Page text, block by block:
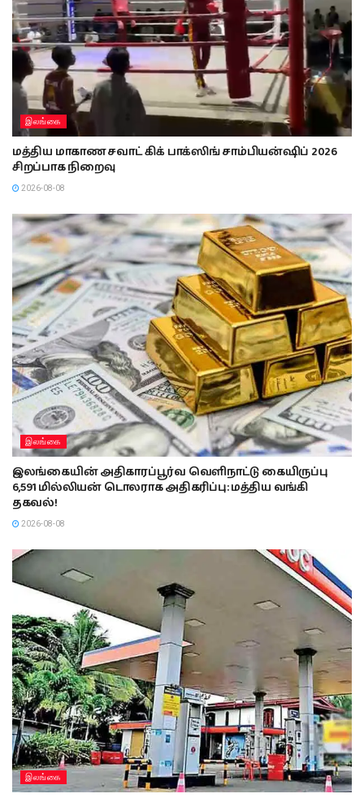
இலங்கை
மத்திய மாகாண சவாட் கிக் பாக்ஸிங் சாம்பியன்ஷிப் 2026
சிறப்பாக நிறைவு
2026-08-08
இலங்கை
இலங்கையின் அதிகாரப்பூர்வ வெளிநாட்டு கையிருப்பு
6,591 மில்லியன் டொலராக அதிகரிப்பு: மத்திய வங்கி
தகவல்!
2026-08-08
இலங்கை